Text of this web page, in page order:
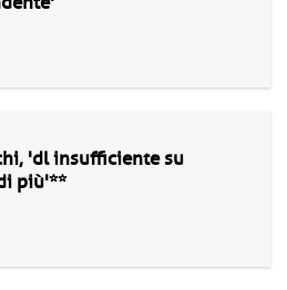
'dl insufficiente su
più'**